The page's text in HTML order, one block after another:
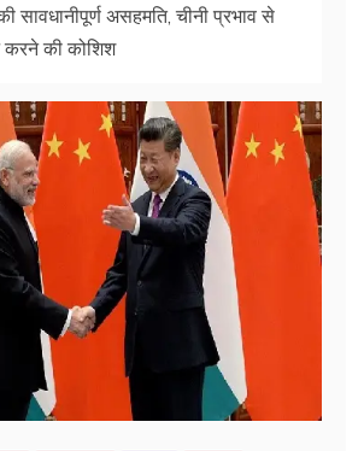
सावधानीपूर्ण असहमति, चीनी प्रभाव से
करने की कोशिश